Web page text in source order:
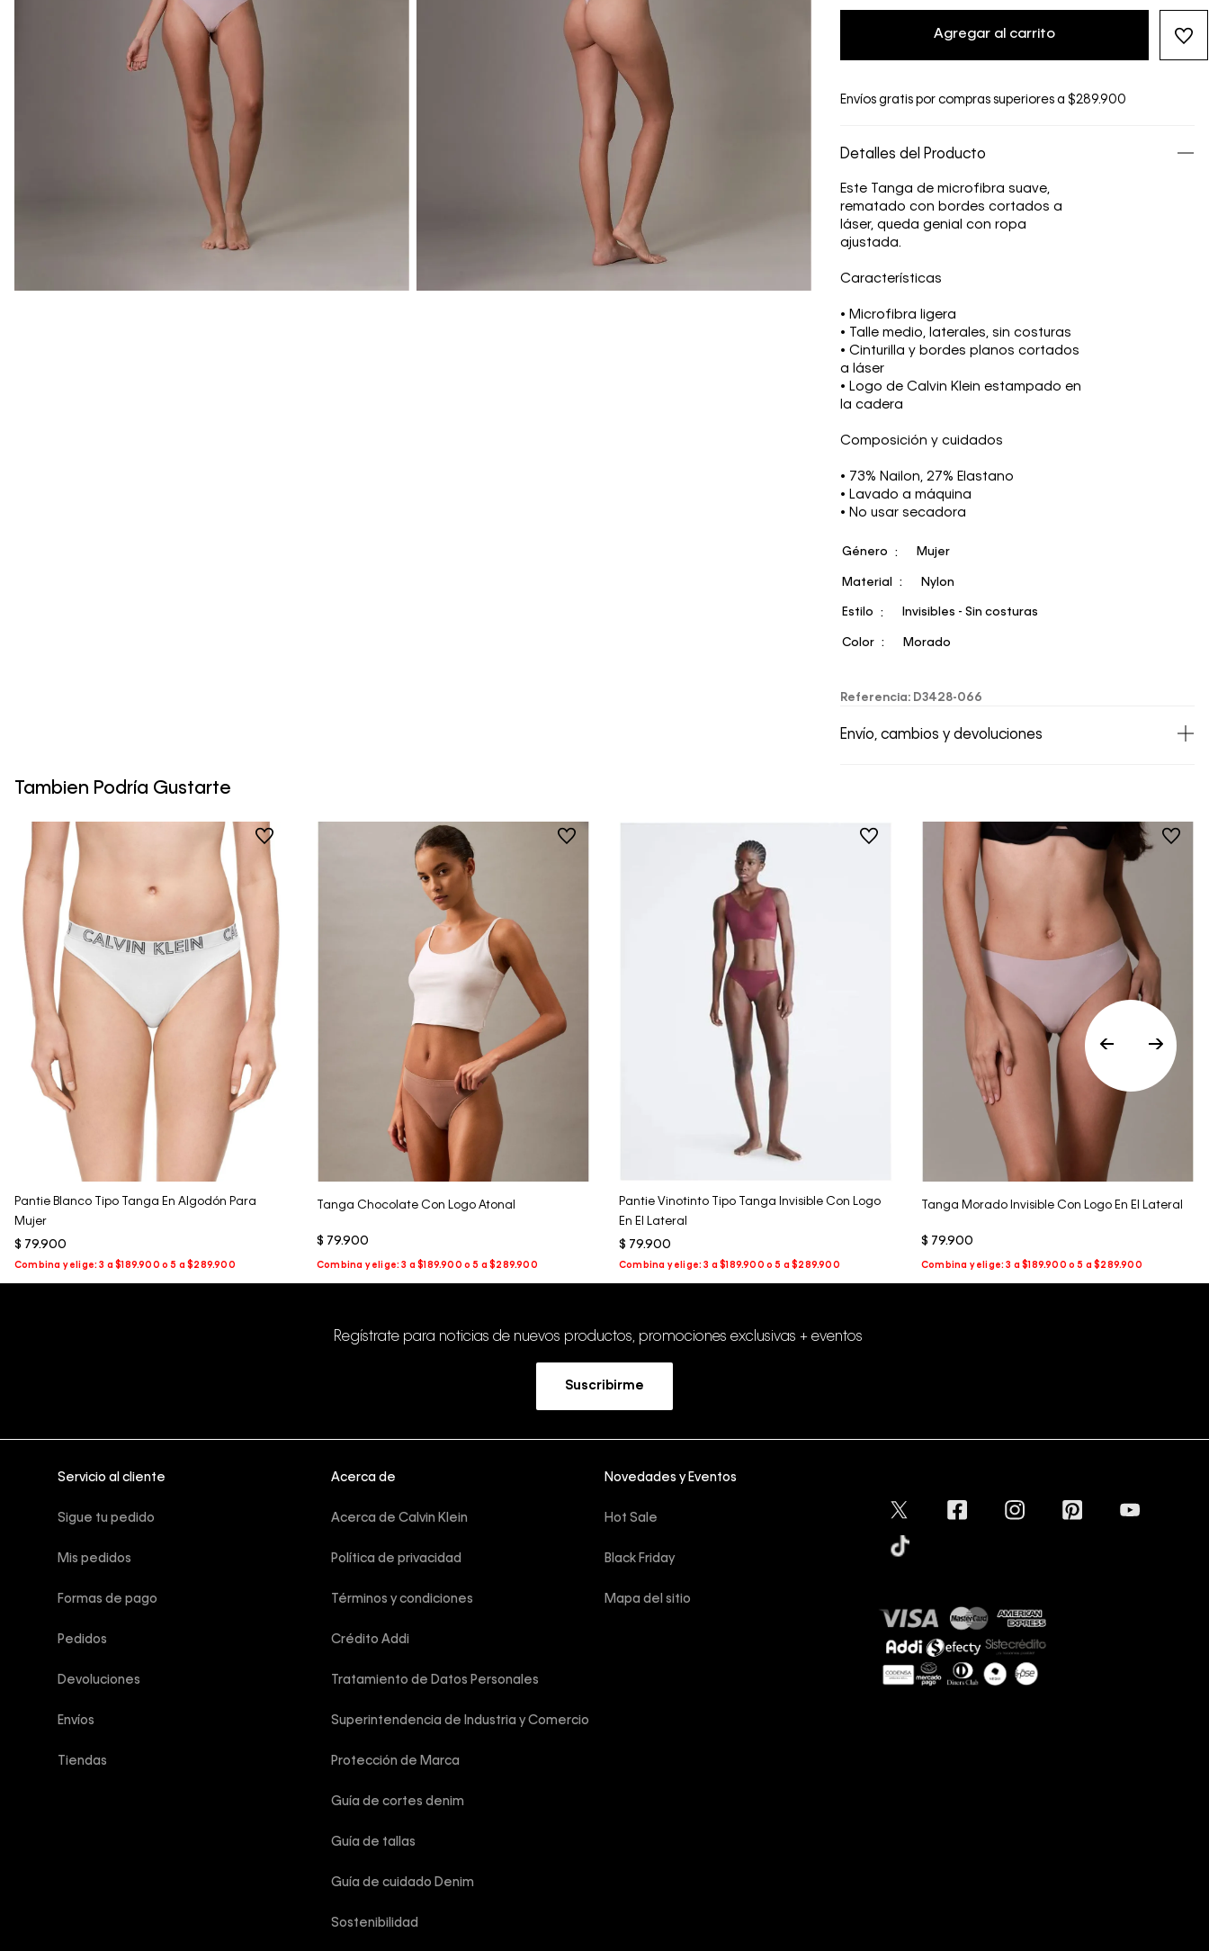
Agregar al carrito
Envíos gratis por compras superiores a $289.900
Detalles del Producto
Este Tanga de microfibra suave,
rematado con bordes cortados a
láser, queda genial con ropa
ajustada.
Características
• Microfibra ligera
• Talle medio, laterales, sin costuras
• Cinturilla y bordes planos cortados
a láser
• Logo de Calvin Klein estampado en
la cadera
Composición y cuidados
• 73% Nailon, 27% Elastano
• Lavado a máquina
• No usar secadora
Género Mujer
Material Nylon
Estilo Invisibles - Sin costuras
Color Morado
Referencia: D3428-066
Envío, cambios y devoluciones
devolver y cambiar en un período de 30 días
calendario tras la recepción.
• Por higiene y para garantizar el bienestar de
nuestros clientes, no aceptamos
devoluciones en ropa interior y trajes de
Tambien Podría Gustarte
Pantie Blanco Tipo Tanga En Algodón Para
Mujer
$ 79.900
Vista Rápida
Tanga Chocolate Con Logo Atonal
$ 79.900
Vista Rápida
Pantie Vinotinto Tipo Tanga Invisible Con Logo
En El Lateral
$ 79.900
Vista Rápida
Tanga Morado Invisible Con Logo En El Lateral
$ 79.900
Regístrate para noticias de nuevos productos, promociones exclusivas + eventos
Suscribirme
Servicio al cliente
Sigue tu pedido
Mis pedidos
Formas de pago
Pedidos
Devoluciones
Envíos
Tiendas
Acerca de
Acerca de Calvin Klein
Política de privacidad
Términos y condiciones
Crédito Addi
Tratamiento de Datos Personales
Superintendencia de Industria y Comercio
Protección de Marca
Guía de cortes denim
Guía de tallas
Guía de cuidado Denim
Sostenibilidad
Novedades y Eventos
Hot Sale
Black Friday
Mapa del sitio